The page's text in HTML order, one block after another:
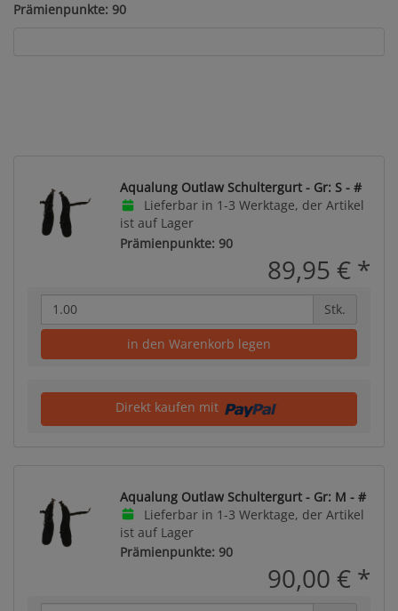
Prämienpunkte: 90
Aqualung Outlaw Schultergurt - Gr: S - #
Lieferbar in 1-3 Werktage, der Artikel
ist auf Lager
Prämienpunkte: 90
89,95 € *
Stk.
in den Warenkorb legen
Direkt kaufen mit
Aqualung Outlaw Schultergurt - Gr: M - #
Lieferbar in 1-3 Werktage, der Artikel
ist auf Lager
Prämienpunkte: 90
90,00 € *